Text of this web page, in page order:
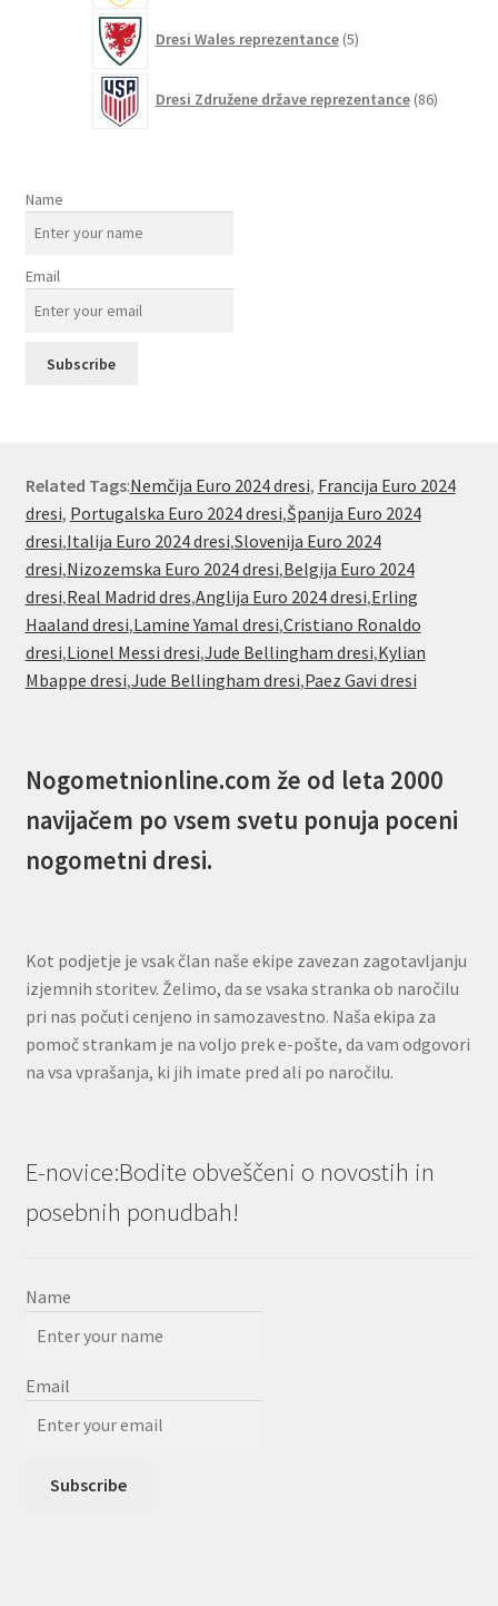
Dresi Wales reprezentance 5izdelkov
Dresi Združene države reprezentance 86izdelkov
Name
Email
Related Tags:Nemčija Euro 2024 dresi, Francija Euro 2024
dresi, Portugalska Euro 2024 dresi,Španija Euro 2024
dresi,Italija Euro 2024 dresi,Slovenija Euro 2024
dresi,Nizozemska Euro 2024 dresi,Belgija Euro 2024
dresi,Real Madrid dres,Anglija Euro 2024 dresi,Erling
Haaland dresi,Lamine Yamal dresi,Cristiano Ronaldo
dresi,Lionel Messi dresi,Jude Bellingham dresi,Kylian
Mbappe dresi,Jude Bellingham dresi,Paez Gavi dresi
Nogometnionline.com že od leta 2000
navijačem po vsem svetu ponuja poceni
nogometni dresi.
Kot podjetje je vsak član naše ekipe zavezan zagotavljanju
izjemnih storitev. Želimo, da se vsaka stranka ob naročilu
pri nas počuti cenjeno in samozavestno. Naša ekipa za
pomoč strankam je na voljo prek e-pošte, da vam odgovori
na vsa vprašanja, ki jih imate pred ali po naročilu.
E-novice:Bodite obveščeni o novostih in
posebnih ponudbah!
Name
Email